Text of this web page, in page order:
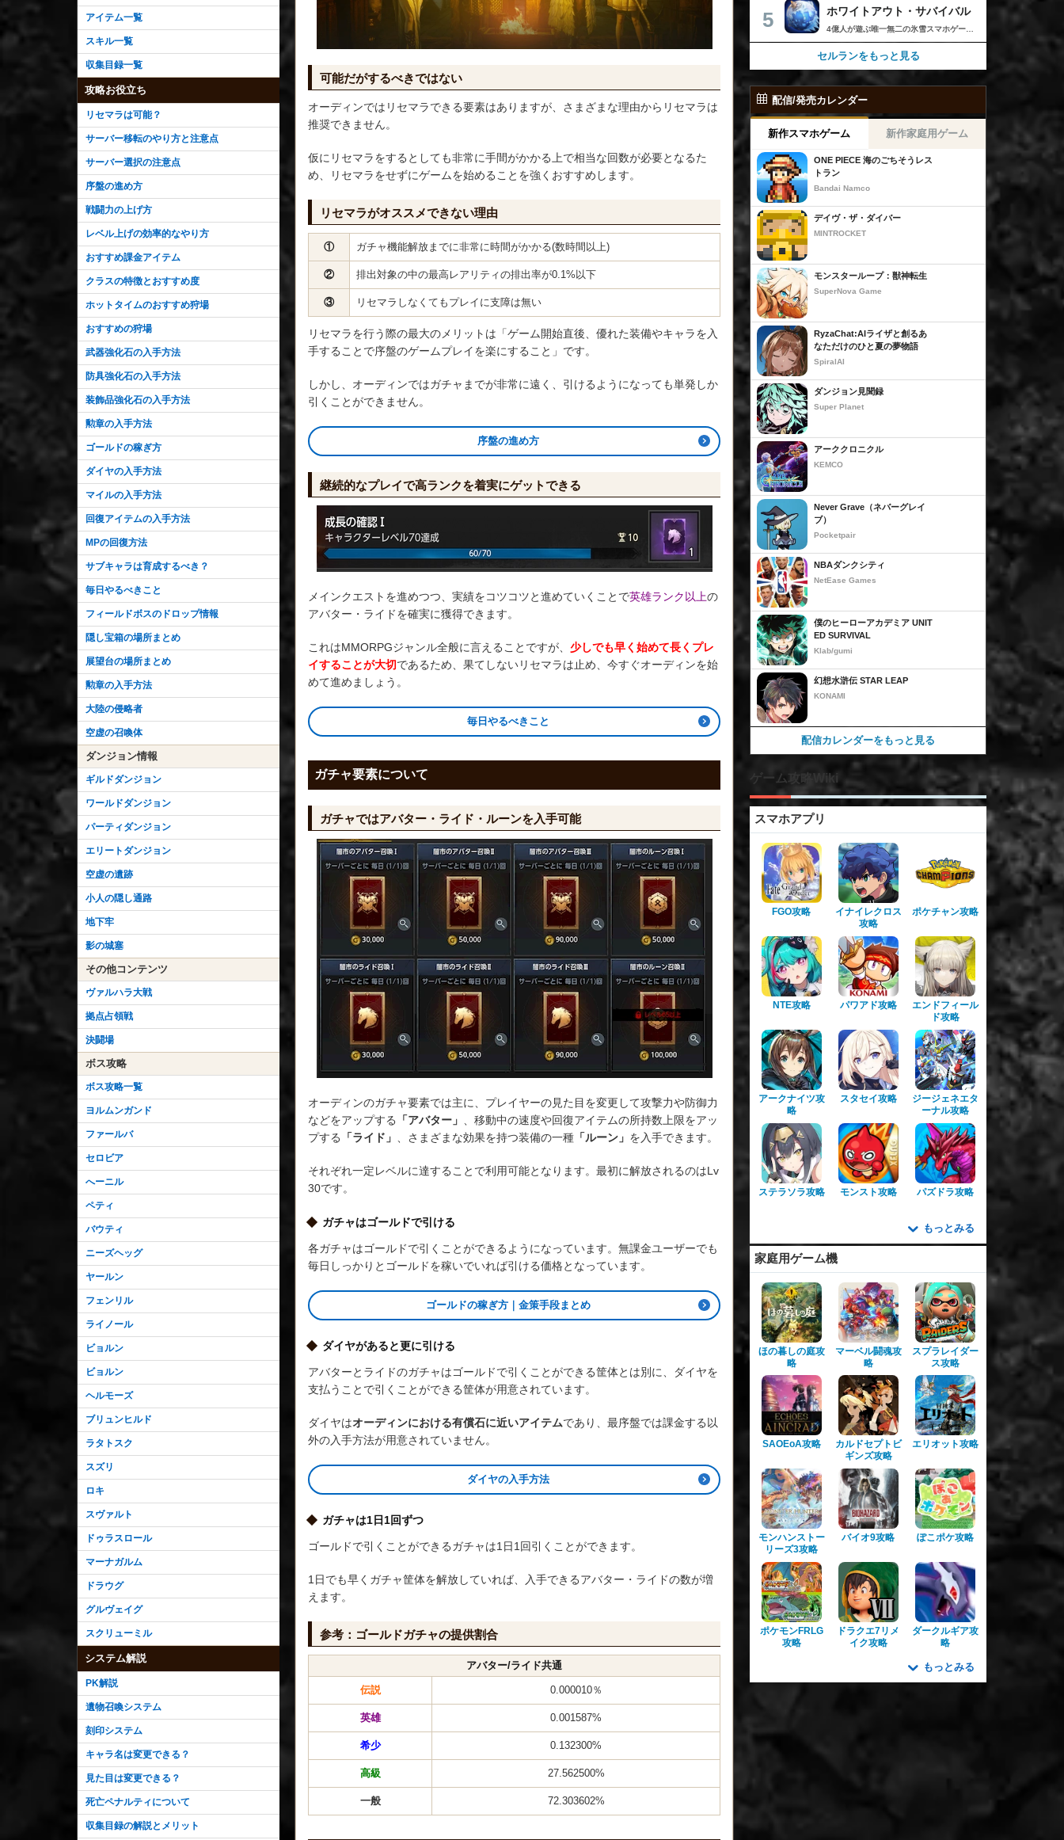
可能だがするべきではない
オーディンではリセマラできる要素はありますが、さまざまな理由からリセマラは
推奨できません。
仮にリセマラをするとしても非常に手間がかかる上で相当な回数が必要となるた
め、リセマラをせずにゲームを始めることを強くおすすめします。
リセマラがオススメできない理由
① ガチャ機能解放までに非常に時間がかかる(数時間以上)
② 排出対象の中の最高レアリティの排出率が0.1%以下
③ リセマラしなくてもプレイに支障は無い
リセマラを行う際の最大のメリットは「ゲーム開始直後、優れた装備やキャラを入
手することで序盤のゲームプレイを楽にすること」です。
しかし、オーディンではガチャまでが非常に遠く、引けるようになっても単発しか
引くことができません。
序盤の進め方
継続的なプレイで高ランクを着実にゲットできる
メインクエストを進めつつ、実績をコツコツと進めていくことで英雄ランク以上の
アバター・ライドを確実に獲得できます。
これはMMORPGジャンル全般に言えることですが、 少しでも早く始めて長くプレ
イすることが大切であるため、果てしないリセマラは止め、今すぐオーディンを始
めて進めましょう。
毎日やるべきこと
ガチャ要素について
ガチャではアバター・ライド・ルーンを入手可能
オーディンのガチャ要素では主に、プレイヤーの見た目を変更して攻撃力や防御力
などをアップする
「アバター」 、移動中の速度や回復アイテムの所持数上限をアッ
プする
「ライド」 、さまざまな効果を持つ装備の一種 「ルーン」 を入手できます。
それぞれ一定レベルに達することで利用可能となります。最初に解放されるのはLv
30です。
ガチャはゴールドで引ける
各ガチャはゴールドで引くことができるようになっています。無課金ユーザーでも
毎日しっかりとゴールドを稼いでいれば引ける価格となっています。
ゴールドの稼ぎ方｜金策手段まとめ
ダイヤがあると更に引ける
アバターとライドのガチャはゴールドで引くことができる筐体とは別に、ダイヤを
支払うことで引くことができる筐体が用意されています。
ダイヤはオーディンにおける有償石に近いアイテムであり、最序盤では課金する以
外の入手方法が用意されていません。
ダイヤの入手方法
ガチャは1日1回ずつ
ゴールドで引くことができるガチャは1日1回引くことができます。
1日でも早くガチャ筐体を解放していれば、入手できるアバター・ライドの数が増
えます。
参考：ゴールドガチャの提供割合
アバター/ライド共通
伝説 0.000010％
英雄 0.001587%
希少 0.132300%
高級 27.562500%
一般 72.303602%
アイテム一覧
スキル一覧
収集目録一覧
攻略お役立ち
リセマラは可能？
サーバー移転のやり方と注意点
サーバー選択の注意点
序盤の進め方
戦闘力の上げ方
レベル上げの効率的なやり方
おすすめ課金アイテム
クラスの特徴とおすすめ度
ホットタイムのおすすめ狩場
おすすめの狩場
武器強化石の入手方法
防具強化石の入手方法
装飾品強化石の入手方法
勲章の入手方法
ゴールドの稼ぎ方
ダイヤの入手方法
マイルの入手方法
回復アイテムの入手方法
MPの回復方法
サブキャラは育成するべき？
毎日やるべきこと
フィールドボスのドロップ情報
隠し宝箱の場所まとめ
展望台の場所まとめ
勲章の入手方法
大陸の侵略者
空虚の召喚体
ダンジョン情報
ギルドダンジョン
ワールドダンジョン
パーティダンジョン
エリートダンジョン
空虚の遺跡
小人の隠し通路
地下牢
影の城塞
その他コンテンツ
ヴァルハラ大戦
拠点占領戦
決闘場
ボス攻略
ボス攻略一覧
ヨルムンガンド
ファールバ
セロビア
へーニル
ペティ
バウティ
ニーズヘッグ
ヤールン
フェンリル
ライノール
ビョルン
ビョルン
ヘルモーズ
ブリュンヒルド
ラタトスク
スズリ
ロキ
スヴァルト
ドゥラスロール
マーナガルム
ドラウグ
グルヴェイグ
スクリューミル
システム解説
PK解説
遺物召喚システム
刻印システム
キャラ名は変更できる？
見た目は変更できる？
死亡ペナルティについて
収集目録の解説とメリット
5 ホワイトアウト・サバイバル
4億人が遊ぶ唯一無二の氷雪スマホゲーム！サクッと爽快！みんなで極寒サバイバル ！ 猛吹雪に襲われ、かつての世界は崩壊。人類の文明の灯火は、氷雪の中で今にも消えかかっている…。 生存者達よ、今こそ立ち上がれ！——仲間を率いて希望の灯りをともし、凍てつく大地に新たな拠点を築こう！ さらに新規ユーザー限定でSSR英雄「ジャスミン」が無料で仲間入り！ 彼女と共に氷原の奥地へと踏み込み、吹雪の中に潜む未知の脅威に立ち向かおう！ 【ゲームの特徴】 ◆領地再建！凍土に希望の光を！ 大溶鉱炉に火を灯すことから始めて、積もった雪を溶かして領土を開拓しよう！ 法令を発布して人員を的確に配置すれば、拠点の建設効率がぐんとアップ！ ◆放置で楽々、資源を効率ストック！ ワンタップで英雄を派遣するだけで、見守りは不要！ オフライン中も資源は自動でたっぷり蓄積されて、戻れば報酬が山盛り！極寒サバイバルでも、もう怖くない！ ◆お手軽に始められる氷雪ミニゲーム！ ミニゲームが次々と登場！「穴釣り選手権」でレア生物図鑑を解放し、「除雪隊」で雪山の宝を発見しよう！ スキマ時間でも気軽にプレイできて、雪原ライフは楽しさ満載！ ◆戦略を駆使して、英雄で敵を撃退！ 英雄はレベル共有で育成の手間いらずで、スキルを活かせば様々な難関を攻略可能！ 最強チームを組み上げて、敵を圧倒しよう！ ◆協力プレイで、凍土制覇を目指そう！ 同盟の支援で負傷者の治療や育成もスピードアップ！ 作戦を練って仲間と役割分担すれば戦力倍増！勝利の喜びをみんなで分かち合おう！ さらにたくさんのコンテンツをお届けいたします： ◆オフィシャルサイト: https://whiteoutsurvival.centurygames.com/ja ◆X: https://x.com/WOS_Japan ◆Facebook: https://www.facebook.com/WhiteoutSurvival ◆Discord: https://discord.gg/whiteoutsurvival ◆YouTube: https://www.youtube.com/@WhiteoutSurvivalOfficial_JA ◆TikTok: https://www.tiktok.com/@howasaba.jp
セルランをもっと見る
配信/発売カレンダー
新作スマホゲーム 新作家庭用ゲーム
ONE PIECE 海のごちそうレス
トラン
Bandai Namco
デイヴ・ザ・ダイバー
MINTROCKET
モンスターループ：獣神転生
SuperNova Game
RyzaChat:AIライザと創るあ
なただけのひと夏の夢物語
SpiralAI
ダンジョン見聞録
Super Planet
アーククロニクル
KEMCO
Never Grave（ネバーグレイ
ブ）
Pocketpair
NBAダンクシティ
NetEase Games
僕のヒーローアカデミア UNIT
ED SURVIVAL
Klab/gumi
幻想水滸伝 STAR LEAP
KONAMI
配信カレンダーをもっと見る
ゲーム攻略Wiki
スマホアプリ
FGO攻略
イナイレクロス
攻略
ポケチャン攻略
NTE攻略 パワアド攻略
エンドフィール
ド攻略
アークナイツ攻
略
スタセイ攻略
ジージェネエタ
ーナル攻略
ステラソラ攻略 モンスト攻略 パズドラ攻略
もっとみる
家庭用ゲーム機
ほの暮しの庭攻
略
マーベル闘魂攻
略
スプラレイダー
ス攻略
SAOEoA攻略
カルドセプトビ
ギンズ攻略
エリオット攻略
モンハンストー
リーズ3攻略
バイオ9攻略 ぽこポケ攻略
ポケモンFRLG
攻略
ドラクエ7リメ
イク攻略
ダークルギア攻
略
もっとみる